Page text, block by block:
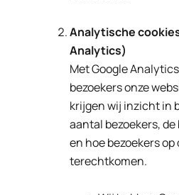
Analytische
Analytics)
Met Google
bezoekers onze
krijgen wij inzicht in
aantal bezoekers, de
en hoe bezoekers op
terechtkomen.